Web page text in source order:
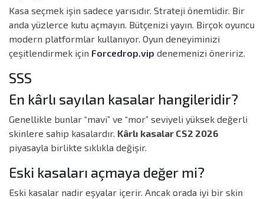
Kasa seçmek işin sadece yarısıdır. Strateji önemlidir. Bir
anda yüzlerce kutu açmayın. Bütçenizi yayın. Birçok oyuncu
modern platformlar kullanıyor. Oyun deneyiminizi
çeşitlendirmek için Forcedrop.vip denemenizi öneririz.
SSS
En kârlı sayılan kasalar hangileridir?
Genellikle bunlar “mavi” ve “mor” seviyeli yüksek değerli
skinlere sahip kasalardır. Kârlı kasalar CS2 2026
piyasayla birlikte sıklıkla değişir.
Eski kasaları açmaya değer mi?
Eski kasalar nadir eşyalar içerir. Ancak orada iyi bir skin